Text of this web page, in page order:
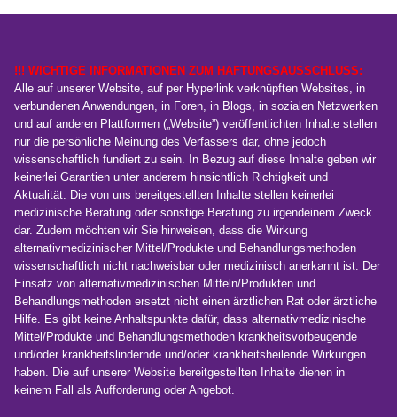
!!! WICHTIGE INFORMATIONEN ZUM HAFTUNGSAUSSCHLUSS:
Alle auf unserer Website, auf per Hyperlink verknüpften Websites, in
verbundenen Anwendungen, in Foren, in Blogs, in sozialen Netzwerken
und auf anderen Plattformen („Website”) veröffentlichten Inhalte stellen
nur die persönliche Meinung des Verfassers dar, ohne jedoch
wissenschaftlich fundiert zu sein. In Bezug auf diese Inhalte geben wir
keinerlei Garantien unter anderem hinsichtlich Richtigkeit und
Aktualität. Die von uns bereitgestellten Inhalte stellen keinerlei
medizinische Beratung oder sonstige Beratung zu irgendeinem Zweck
dar. Zudem möchten wir Sie hinweisen, dass die Wirkung
alternativmedizinischer Mittel/Produkte und Behandlungsmethoden
wissenschaftlich nicht nachweisbar oder medizinisch anerkannt ist. Der
Einsatz von alternativmedizinischen Mitteln/Produkten und
Behandlungsmethoden ersetzt nicht einen ärztlichen Rat oder ärztliche
Hilfe. Es gibt keine Anhaltspunkte dafür, dass alternativmedizinische
Mittel/Produkte und Behandlungsmethoden krankheitsvorbeugende
und/oder krankheitslindernde und/oder krankheitsheilende Wirkungen
haben. Die auf unserer Website bereitgestellten Inhalte dienen in
keinem Fall als Aufforderung oder Angebot.